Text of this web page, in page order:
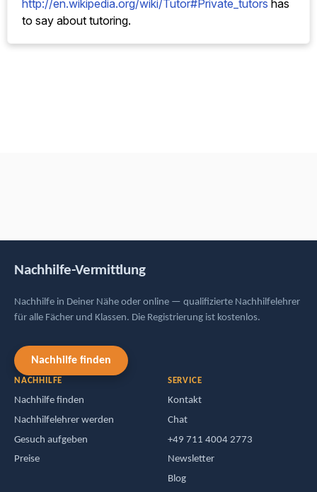
Ciekawostka: Być może zainteresuje Cię, co
użytkownik
http://en.wikipedia.org/wiki/Tutor#Private_tutorsma
Usługi korepetycyjne
korepetytorzy ze wszystkich przedmiotów i poziomów. Rejestracja
jest bezpłatna.
Znalezienie korepetytora
KOREPETYCJE
Znalezienie korepetytora
PRACA
kontakt
Pogawędzić